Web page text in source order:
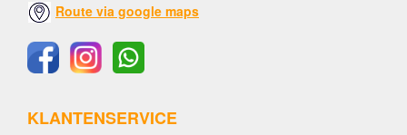
Route via google maps
KLANTENSERVICE